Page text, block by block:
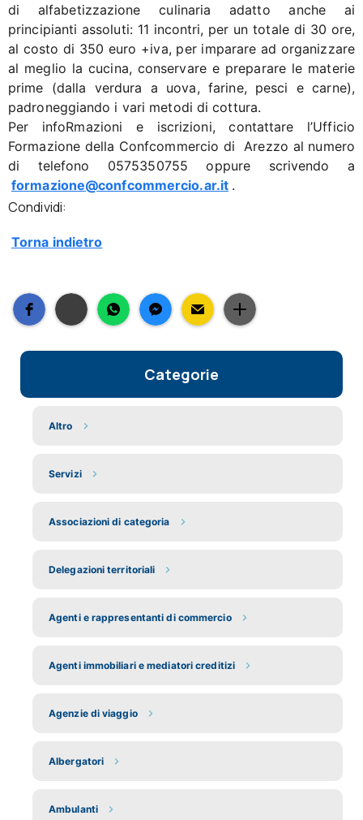
di alfabetizzazione culinaria adatto anche ai
principianti assoluti: 11 incontri, per un totale di 30 ore,
al costo di 350 euro +iva, per imparare ad organizzare
al meglio la cucina, conservare e preparare le materie
prime (dalla verdura a uova, farine, pesci e carne),
padroneggiando i vari metodi di cottura.
Per infoRmazioni e iscrizioni, contattare l’Ufficio
Formazione della Confcommercio di Arezzo al numero
di telefono 0575350755 oppure scrivendo a
formazione@confcommercio.ar.it .
Condividi:
Torna indietro
Categorie
Altro
Servizi
Associazioni di categoria
Delegazioni territoriali
Agenti e rappresentanti di commercio
Agenti immobiliari e mediatori creditizi
Agenzie di viaggio
Albergatori
Ambulanti